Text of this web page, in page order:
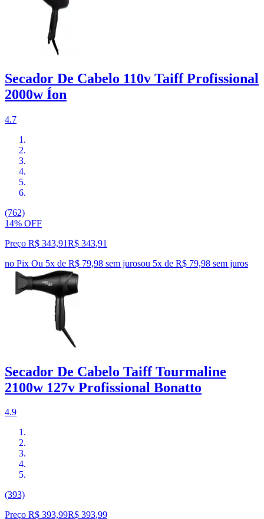
Secador De Cabelo 110v Taiff Profissional
2000w Íon
4.7
(762)
14% OFF
Preço R$ 343,91R$ 343,91
no Pix Ou 5x de R$ 79,98 sem jurosou 5x de R$ 79,98 sem juros
Secador De Cabelo Taiff Tourmaline
2100w 127v Profissional Bonatto
4.9
(393)
Preço R$ 393,99R$ 393,99